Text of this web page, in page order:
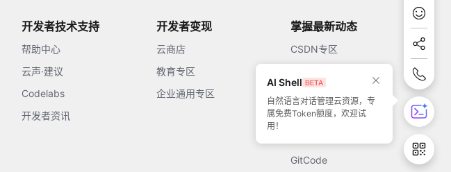
开发者技术支持
帮助中心
云声·建议
Codelabs
开发者资讯
开发者变现
云商店
教育专区
企业通用专区
掌握最新动态
CSDN专区
51CTO
GitCode
AI Shell
自然语言对话管理云资源，专
属免费Token额度，欢迎试
用！